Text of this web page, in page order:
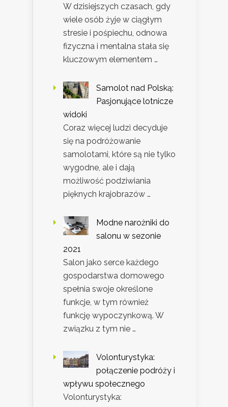
W dzisiejszych czasach, gdy
wiele osób żyje w ciągłym
stresie i pośpiechu, odnowa
fizyczna i mentalna stała się
kluczowym elementem …
Samolot nad Polską:
Pasjonujące lotnicze
widoki
Coraz więcej ludzi decyduje
się na podróżowanie
samolotami, które są nie tylko
wygodne, ale i dają
możliwość podziwiania
pięknych krajobrazów …
Modne narożniki do
salonu w sezonie
2021
Salon jako serce każdego
gospodarstwa domowego
spełnia swoje określone
funkcje, w tym również
funkcję wypoczynkową. W
związku z tym nie …
Volonturystyka:
połączenie podróży i
wpływu społecznego
Volonturystyka: